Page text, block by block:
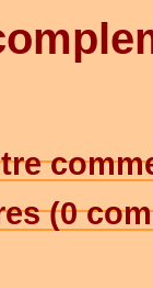
(0